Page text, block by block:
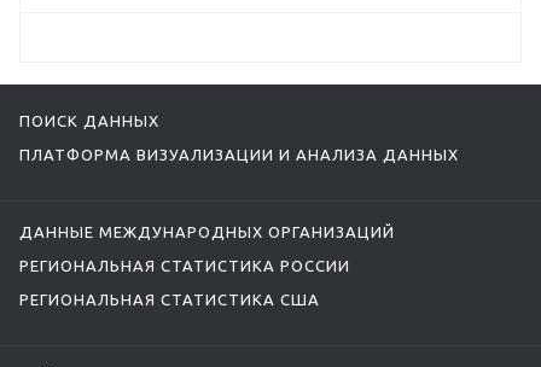
ПОИСК ДАННЫХ
ПЛАТФОРМА ВИЗУАЛИЗАЦИИ И АНАЛИЗА ДАННЫХ
ДАННЫЕ МЕЖДУНАРОДНЫХ ОРГАНИЗАЦИЙ
РЕГИОНАЛЬНАЯ СТАТИСТИКА РОССИИ
РЕГИОНАЛЬНАЯ СТАТИСТИКА США